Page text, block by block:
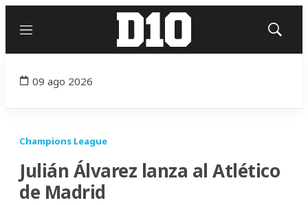
Menú
Mostrar
09 ago 2026
Champions League
Julián Álvarez lanza al Atlético
de Madrid